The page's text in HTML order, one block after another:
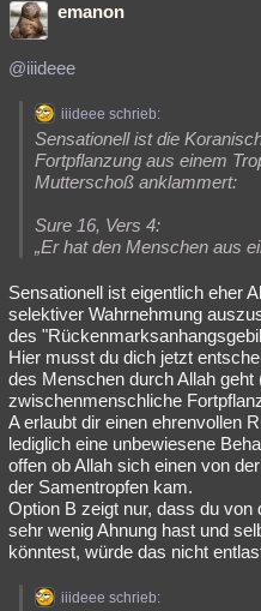
emanon
@iiideee
iiideee schrieb:
Sensationell ist die
Fortpflanzung aus einem
Mutterschoß anklammert:
Sure 16, Vers 4:
„Er hat den Menschen aus
Sensationell ist eigentlich eher
selektiver Wahrnehmung
des
Hier musst du dich jetzt
des Menschen durch Allah geht
zwischenmenschliche
A erlaubt dir einen ehrenvollen
lediglich eine unbewiesene
offen ob Allah sich einen von
der Samentropfen kam.
Option B zeigt nur, dass du
sehr wenig Ahnung hast und
könntest, würde das nicht
iiideee schrieb: